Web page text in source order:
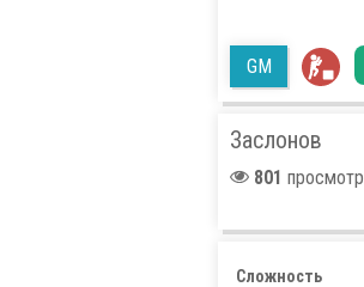
GM
Заслонов
801 просмотр
Сложность